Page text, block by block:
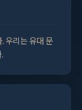
우리는 유대 문